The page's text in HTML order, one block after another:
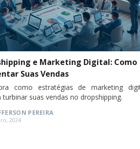
e Marketing Digital: Como
Suas Vendas
como estratégias de marketing
turbinar suas vendas no dropshipping.
PEREIRA
2024